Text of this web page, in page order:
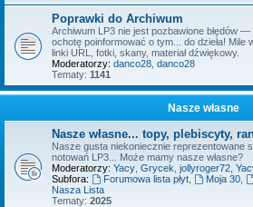
Poprawki do Archiwum
Archiwum LP3 nie jest pozbawione błędów
ochotę poinformować o tym... do dzieła! Mile
linki URL, fotki, skany, materiał dźwiękowy.
Moderatorzy: danco28 danco28
Tematy: 1141
Nasze własne
Nasze własne... topy, plebiscyty,
Nasze gusta niekoniecznie reprezentowane
notowań LP3... Może mamy nasze własne?
Moderatorzy: Yacy Grycek jollyroger72
Subfora:
Forumowa lista płyt, Moja 30,
Nasza Lista
Tematy: 2025